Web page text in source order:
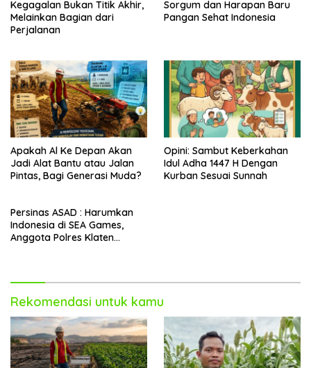
Kegagalan Bukan Titik Akhir,
Melainkan Bagian dari
Perjalanan
Sorgum dan Harapan Baru
Pangan Sehat Indonesia
Apakah Al Ke Depan Akan
Jadi Alat Bantu atau Jalan
Pintas, Bagi Generasi Muda?
Opini: Sambut Keberkahan
Idul Adha 1447 H Dengan
Kurban Sesuai Sunnah
Persinas ASAD : Harumkan
Indonesia di SEA Games,
Anggota Polres Klaten
Rekomendasi untuk kamu